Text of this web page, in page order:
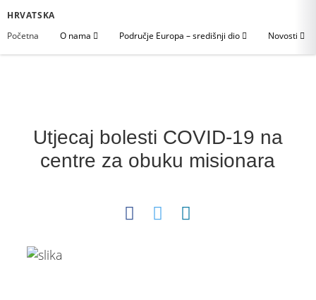
HRVATSKA
Početna
O nama Područje Europa – središnji dio Novosti
Utjecaj bolesti COVID-19 na
centre za obuku misionara